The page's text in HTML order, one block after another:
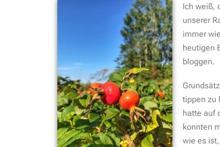
Ich weiß,
unserer
immer
heutigen
bloggen.
tippen zu
hatte auf
konnten
wie es